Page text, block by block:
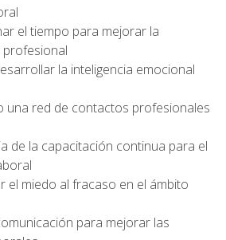
el tiempo para mejorar la
la inteligencia emocional
una red de contactos profesionales
de la capacitación continua para el
el miedo al fracaso en el ámbito
para mejorar las